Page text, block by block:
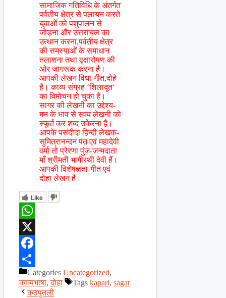
सामाजिक गतिविधि के अंतर्गत
पर्वतीय क्षेत्र से पलायन करते
युवाओं को पशुपालन से
जोड़ना और उत्तरांचल का
उत्थान करना,पर्वतीय क्षेत्र
की समस्याओं के समाधान
तलाशना तथा वृक्षारोपण की
ओर जागरूक करना है।
आपकी लेखन विधा-गीत,दोहे
है। काव्य संग्रह ‘शिलादूत‘
का विमोचन हो चुका है।
सागर की लेखनी का उद्देश्य-
मन के भाव से स्वयं लेखनी को
स्फूर्त कर शब्द उकेरना है।
आपके पसंदीदा हिन्दी लेखक-
सुमित्रानन्दन पंत एवं महादेवी
वर्मा तो प्रेरणा पुंज-जन्मदाता
माँ श्रीमती भागीरथी देवी हैं।
आपकी विशेषज्ञता-गीत एवं
दोहा लेखन है।
Like
WhatsApp
X
Facebook
ShareCategories Uncategorized,
काव्यभाषा,दोहा Tags kapari, sagar
कठपुतली